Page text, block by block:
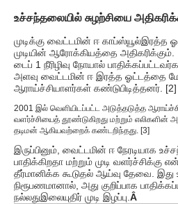
உச்சந்தலையில் சுழற்சியை
முடிக்கு வைட்டமின் ஈ காப்ஸ்யூல்இரத்த
முடியின் ஆரோக்கியத்தை
டைப் 1 நீரிழிவு நோயால்
அளவு வைட்டமின் ஈ இரத்த ஓட்டத்தை
ஆராய்ச்சியாளர்கள் கண்டுபிடித்தனர். [2]
2001 இல் வெளியிடப்பட்ட அடுத்தடுத்த
வளர்ச்சியைத் தூண்டுகிறது மற்றும் எலிகளின்
தடிமன் ஆகியவற்றைக் கண்டறிந்தது. [3]
இருப்பினும், வைட்டமின் ஈ நேரடியாக
பாதிக்கிறதா மற்றும் முடி
தீர்மானிக்க கூடுதல் ஆய்வு தேவை.
நிரூபணமானால், அது குறிப்பாக
நல்லதுஇலையுதிர் முடி இழப்பு.Â